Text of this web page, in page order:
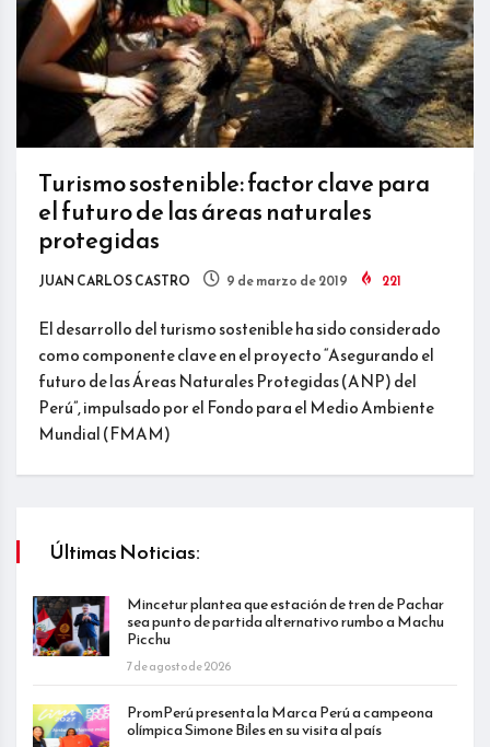
Turismo sostenible: factor clave para
el futuro de las áreas naturales
protegidas
JUAN CARLOS CASTRO 9 de marzo de 2019 221
El desarrollo del turismo sostenible ha sido considerado
como componente clave en el proyecto “Asegurando el
futuro de las Áreas Naturales Protegidas (ANP) del
Perú”, impulsado por el Fondo para el Medio Ambiente
Mundial (FMAM)
Últimas Noticias:
Mincetur plantea que estación de tren de Pachar
sea punto de partida alternativo rumbo a Machu
Picchu
7 de agosto de 2026
PromPerú presenta la Marca Perú a campeona
olímpica Simone Biles en su visita al país